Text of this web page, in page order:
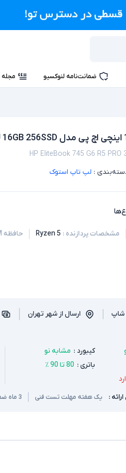
ضمانت‌نامه لنوکسیو مجله
HP EliteBook 745 G6 R5 PRO
: لپ تاپ استوک
مشخصات پردازنده :
5 Ryzen حافظه RAM
شاپ ارسال از شهر تهران
کیبورد : مشابه نو
باتری: 80 تا 90 ٪
: یک هفته مهلت تست فنی 3 ماه ضمانت سخت افزار و باتری